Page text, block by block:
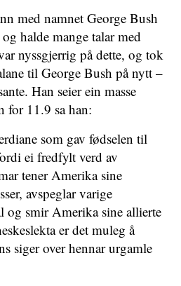
med namnet George Bush
halde mange talar med
nyssgjerrig på dette, og tok
til George Bush på nytt –
Han seier ein masse
for 11.9 sa han:
som gav fødselen til
ei fredfylt verd av
tener Amerika sine
avspeglar varige
og smir Amerika sine allierte
er det muleg å
siger over hennar urgamle